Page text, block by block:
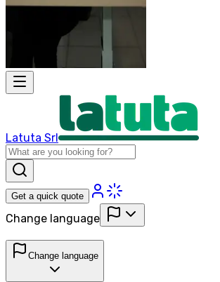
Latuta Srl
Get a quick quote
Change language
Change language